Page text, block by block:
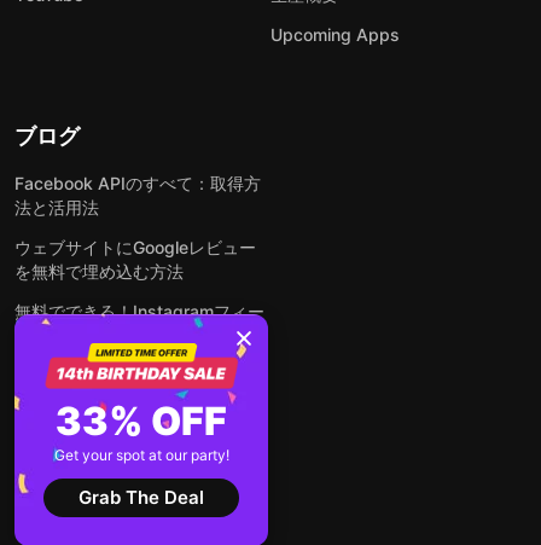
Upcoming Apps
ブログ
Facebook APIのすべて：取得方
法と活用法
ウェブサイトにGoogleレビュー
を無料で埋め込む方法
無料でできる！Instagramフィー
ドをウェブサイトに埋め込む方法
どんなウェブサイトにも無料でフ
ォームを埋め込む方法
WordPressサイトにLinkedInフ
ィードを埋め込む方法は？
全ての投稿を見る
33% OFF
Get your spot at our party!
Grab The Deal